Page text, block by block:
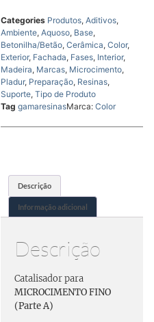
Categories Produtos, Aditivos,
Ambiente, Aquoso, Base,
Betonilha/Betão, Cerâmica, Color,
Exterior, Fachada, Fases, Interior,
Madeira, Marcas, Microcimento,
Pladur, Preparação, Resinas,
Suporte, Tipo de Produto
Tag gamaresinasMarca: Color
Descrição
Informação adicional
Descrição
Catalisador para
MICROCIMENTO FINO
(Parte A)